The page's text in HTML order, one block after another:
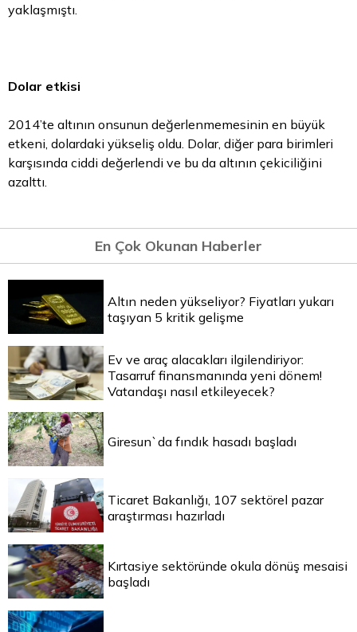
yaklaşmıştı.
Dolar etkisi
2014’te altının onsunun değerlenmemesinin en büyük
etkeni, dolardaki yükseliş oldu. Dolar, diğer para birimleri
karşısında ciddi değerlendi ve bu da altının çekiciliğini
azalttı.
En Çok Okunan Haberler
Altın neden yükseliyor? Fiyatları yukarı
taşıyan 5 kritik gelişme
Ev ve araç alacakları ilgilendiriyor:
Tasarruf finansmanında yeni dönem!
Vatandaşı nasıl etkileyecek?
Giresun`da fındık hasadı başladı
Ticaret Bakanlığı, 107 sektörel pazar
araştırması hazırladı
Kırtasiye sektöründe okula dönüş mesaisi
başladı